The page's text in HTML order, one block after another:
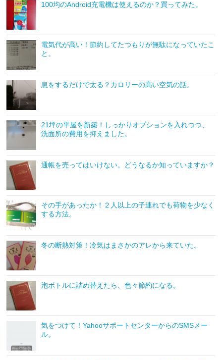
100均のAndroid充電機は使えるのか？買ってみた。
電気代が高い！節約してたつもりが無駄になっていたこ
と。
息をするだけで太る？カロリーの高い空気の話。
21坪の平屋を新築！しっかりオプションを入れつつ、
洗面所の費用を抑えました。
通帳を売ってはいけない。どうなるか知っていますか？
その手があったか！２人以上の子連れでも荷物を少なく
する方法。
冬の断熱対策！冷気はまさかのアレから来ていた。
泡ボトルに詰め替えたら、色々節約になる。
気をつけて！YahooサポートセンターからのSMSメー
ル。